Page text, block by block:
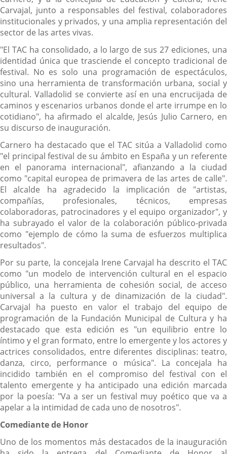
Carvajal, junto a responsables del festival, colaboradores
institucionales y privados, y una amplia representación del
sector de las artes vivas.
"El TAC ha consolidado, a lo largo de sus 27 ediciones, una
identidad única que trasciende el concepto tradicional de
festival. No es solo una programación de espectáculos,
sino una herramienta de transformación urbana, social y
cultural. Valladolid se convierte así en una encrucijada de
caminos y escenarios urbanos donde el arte irrumpe en lo
cotidiano", ha afirmado el alcalde, Jesús Julio Carnero, en
su discurso de inauguración.
Carnero ha destacado que el TAC sitúa a Valladolid como
"el principal festival de su ámbito en España y un referente
en el panorama internacional", afianzando a la ciudad
como "capital europea de primavera de las artes de calle".
El alcalde ha agradecido la implicación de "artistas,
compañías, profesionales, técnicos, empresas
colaboradoras, patrocinadores y el equipo organizador", y
ha subrayado el valor de la colaboración público-privada
como "ejemplo de cómo la suma de esfuerzos multiplica
resultados".
Por su parte, la concejala Irene Carvajal ha descrito el TAC
como "un modelo de intervención cultural en el espacio
público, una herramienta de cohesión social, de acceso
universal a la cultura y de dinamización de la ciudad".
Carvajal ha puesto en valor el trabajo del equipo de
programación de la Fundación Municipal de Cultura y ha
destacado que esta edición es "un equilibrio entre lo
íntimo y el gran formato, entre lo emergente y los actores y
actrices consolidados, entre diferentes disciplinas: teatro,
danza, circo, performance o música". La concejala ha
incidido también en el compromiso del festival con el
talento emergente y ha anticipado una edición marcada
por la poesía: "Va a ser un festival muy poético que va a
apelar a la intimidad de cada uno de nosotros".
Comediante de Honor
Uno de los momentos más destacados de la inauguración